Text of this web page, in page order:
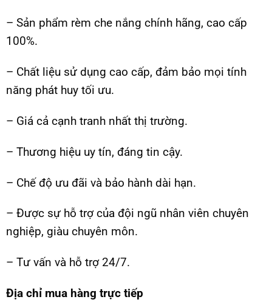
– Sản phẩm rèm che nắng chính hãng, cao cấp
100%.
– Chất liệu sử dụng cao cấp, đảm bảo mọi tính
năng phát huy tối ưu.
– Giá cả cạnh tranh nhất thị trường.
– Thương hiệu uy tín, đáng tin cậy.
– Chế độ ưu đãi và bảo hành dài hạn.
– Được sự hỗ trợ của đội ngũ nhân viên chuyên
nghiệp, giàu chuyên môn.
– Tư vấn và hỗ trợ 24/7.
Địa chỉ mua hàng trực tiếp